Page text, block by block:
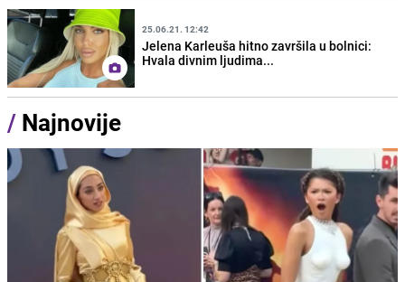
25.06.21. 12:42
Jelena Karleuša hitno završila u bolnici:
Hvala divnim ljudima...
/ Najnovije